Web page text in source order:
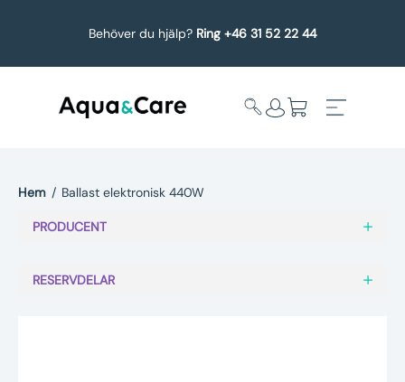
Behöver du hjälp? Ring +46 31 52 22 44
undermeny
Hem / Ballast elektronisk 440W
PRODUCENT
RESERVDELAR